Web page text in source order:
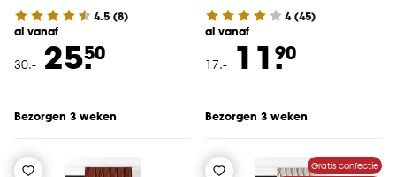
4.5 (8)
al vanaf
30.- 25.50
Bezorgen 3 weken
4(45)
al vanaf
17.- 11.90
Bezorgen 3 weken
Gratis confectie